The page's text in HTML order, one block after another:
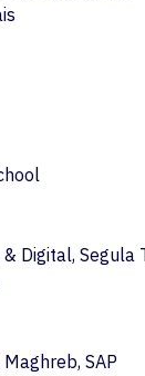
Digital, Segula
SAP